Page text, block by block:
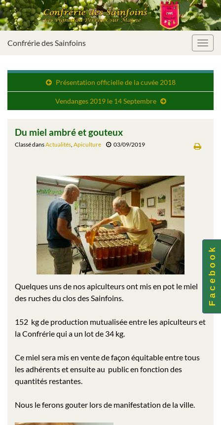
Confrérie des Sainfoins
Présentation officielle de la cuvée 2018
Vendanges 2019 le 14 Septembre
Du miel ambré et gouteux
Classé dansActualités, Apiculture 03/09/2019
Quelques uns de nos apiculteurs ont mis en pot le miel
des ruches du clos des Sainfoins.
152 kg de production mutualisée entre les apiculteurs et
la Confrérie qui a un lot de 34 kg.
Ce miel sera mis en vente de façon équitable entre tous
les adhérents et ensuite au public en fonction des
quantités restantes.
Nous le ferons gouter lors de manifestation de la ville.
F a c e b o o k